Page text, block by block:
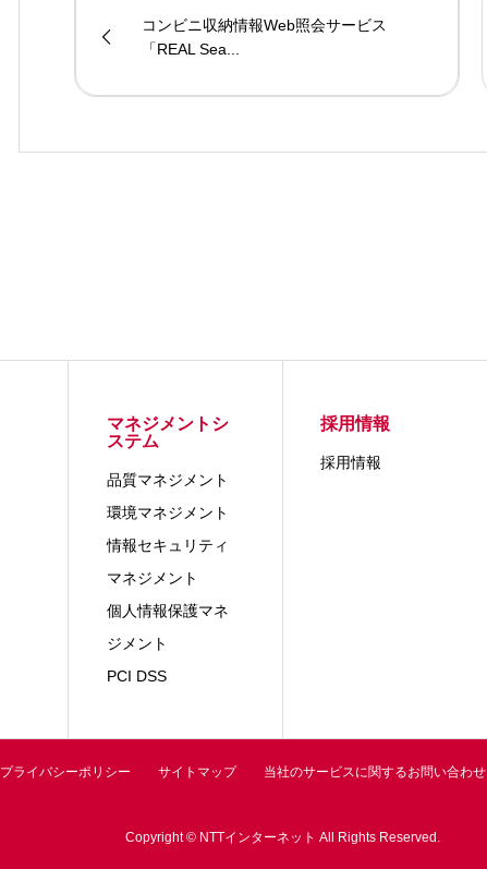
コンビニ収納情報Web照会サービス
「REAL Sea...
マネジメントシ
ステム
品質マネジメント
環境マネジメント
情報セキュリティ
マネジメント
個人情報保護マネ
ジメント
PCI DSS
採用情報
採用情報
プライバシーポリシー サイトマップ 当社のサービスに関するお問い合わせ
Copyright © NTTインターネット All Rights Reserved.